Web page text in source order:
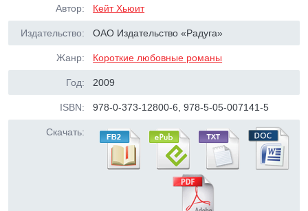
Автор: Кейт Хьюит
Издательство: ОАО Издательство «Радуга»
Жанр: Короткие любовные романы
Год: 2009
ISBN: 978-0-373-12800-6, 978-5-05-007141-5
Скачать: